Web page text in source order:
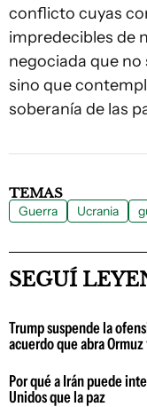
conflicto cuyas
impredecibles de
negociada que
sino que
soberanía de las
TEMAS
Guerra Ucrania
SEGUÍ
Trump suspende la
acuerdo que abra
Por qué a Irán puede
Unidos que la paz